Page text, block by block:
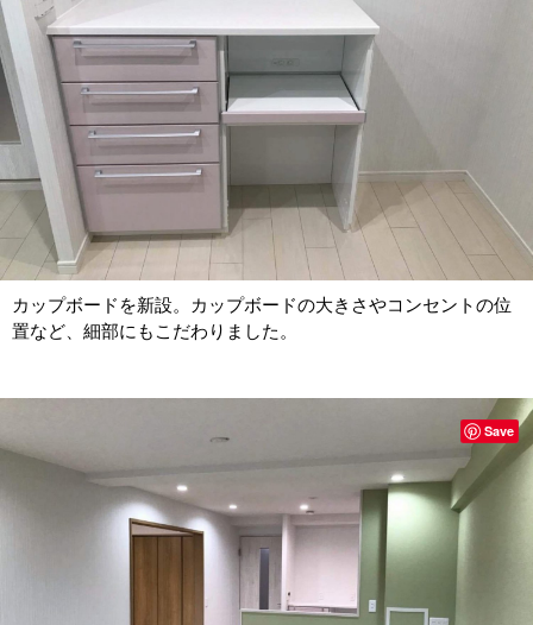
カップボードを新設。カップボードの大きさやコンセントの位
置など、細部にもこだわりました。
Save